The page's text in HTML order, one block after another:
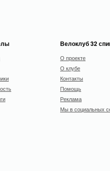
Велоклуб 32
О проекте
О клубе
Контакты
Помощь
Реклама
Мы в социальных